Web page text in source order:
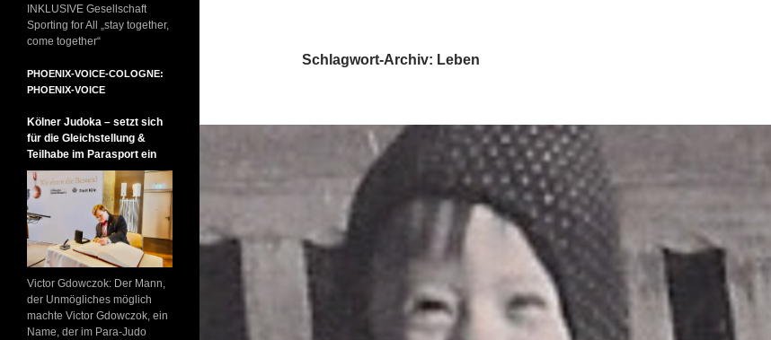
Schlagwort-Archiv: Leben
INKLUSIVE Gesellschaft
Sporting for All „stay together,
come together“
PHOENIX-VOICE-COLOGNE:
PHOENIX-VOICE
Kölner Judoka – setzt sich
für die Gleichstellung &
Teilhabe im Parasport ein
Victor Gdowczok: Der Mann,
der Unmögliches möglich
machte Victor Gdowczok, ein
Name, der im Para-Judo